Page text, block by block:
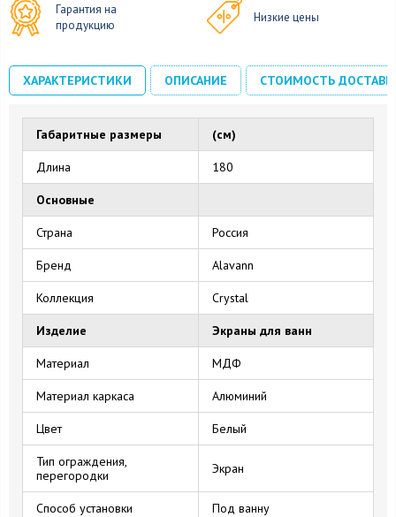
Гарантия на
продукцию
Низкие цены
ХАРАКТЕРИСТИКИ ОПИСАНИЕ СТОИМОСТЬ
Габаритные размеры (см)
Длина 180
Основные
Страна Россия
Бренд Alavann
Коллекция Crystal
Изделие Экраны для ванн
Материал МДФ
Материал каркаса Алюминий
Цвет Белый
Тип ограждения,
перегородки
Экран
Способ установки Под ванну